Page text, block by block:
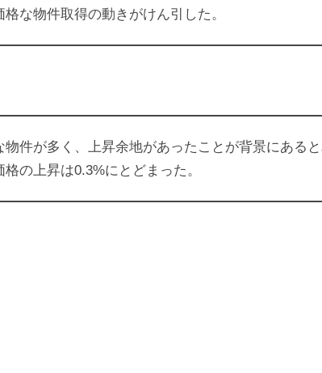
な物件取得の動きがけん引した。
物件が多く、上昇余地があったことが背景にある
の上昇は0.3%にとどまった。